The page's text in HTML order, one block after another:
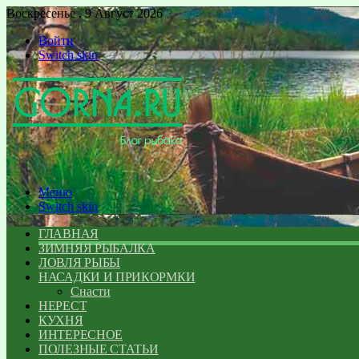
Воскресенье , 9 Август 2026
Войти
Switch skin
Меню
Switch skin
ГЛАВНАЯ
ЗИМНЯЯ РЫБАЛКА
ЛОВЛЯ РЫБЫ
НАСАДКИ И ПРИКОРМКИ
Снасти
НЕРЕСТ
КУХНЯ
ИНТЕРЕСНОЕ
ПОЛЕЗНЫЕ СТАТЬИ